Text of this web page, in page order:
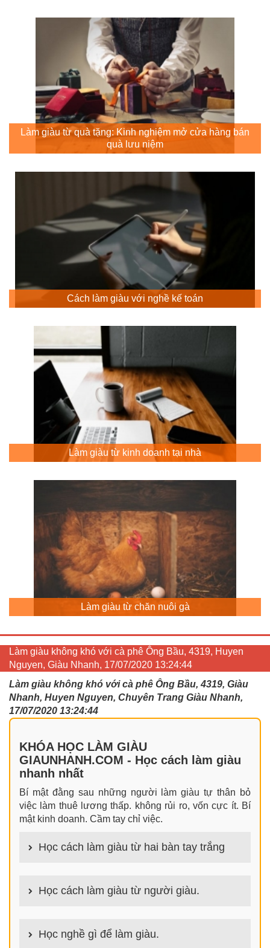
Làm giàu từ quà tặng: Kinh nghiệm mở cửa hàng bán
quà lưu niệm
Cách làm giàu với nghề kế toán
Làm giàu từ kinh doanh tại nhà
Làm giàu từ chăn nuôi gà
Làm giàu không khó với cà phê Ông Bầu, 4319, Huyen
Nguyen, Giàu Nhanh, 17/07/2020 13:24:44
Làm giàu không khó với cà phê Ông Bầu, 4319, Giàu
Nhanh, Huyen Nguyen, Chuyên Trang Giàu Nhanh,
17/07/2020 13:24:44
KHÓA HỌC LÀM GIÀU
GIAUNHANH.COM - Học cách làm giàu
nhanh nhất
Bí mật đằng sau những người làm giàu tự thân bỏ
việc làm thuê lương thấp. không rủi ro, vốn cực ít. Bí
mật kinh doanh. Cầm tay chỉ việc.
Học cách làm giàu từ hai bàn tay trắng
nhưng hiệu quả bất ngờ. Bạn có thể thành công ngay
cả khi không có gì trong tay.
Học cách làm giàu từ người giàu.
làm giàu từ người giàu. Bạn sẽ có được góc nhìn đa
chiều khi đi sâu vào phân tích cách người giàu làm
Học nghề gì để làm giàu.